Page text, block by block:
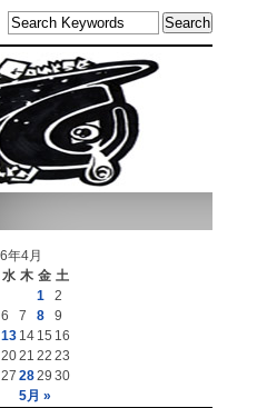
年4月
水 木 金 土
5月 »
1
2
6 7 8
9
13 14 15 16
2021 22 23
27 2829 30